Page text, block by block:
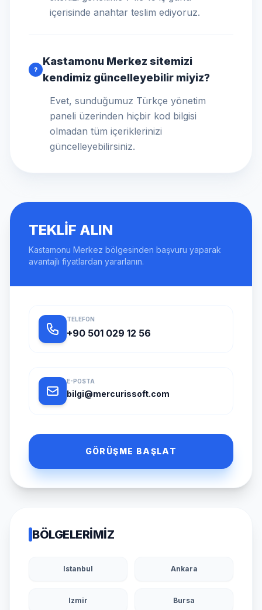
içerisinde anahtar teslim ediyoruz.
?
Kastamonu Merkez sitemizi
kendimiz güncelleyebilir miyiz?
Evet, sunduğumuz Türkçe yönetim
paneli üzerinden hiçbir kod bilgisi
olmadan tüm içeriklerinizi
güncelleyebilirsiniz.
TEKLIF ALIN
Kastamonu Merkez bölgesinden başvuru yaparak
avantajlı fiyatlardan yararlanın.
TELEFON
+90 501 029 12 56
E-POSTA
bilgi@mercurissoft.com
GÖRÜŞME BAŞLAT
BÖLGELERIMIZ
Istanbul Ankara
Izmir Bursa